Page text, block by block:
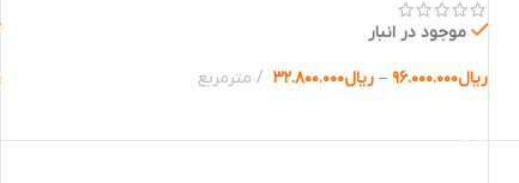
موجود در انبار
ریال۹۶.۰۰۰.۰۰۰ – ریال۳۲.۸۰۰.۰۰۰ مترمربع